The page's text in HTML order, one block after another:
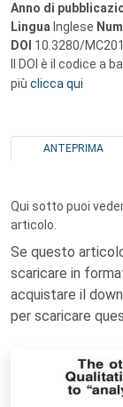
Anno di
Lingua Inglese
DOI 10.3280/
Il DOI è il codice a
più clicca qui
ANTEPRIMA
Qui sotto puoi
articolo.
Se questo
scaricare in
acquistare il
per scaricare